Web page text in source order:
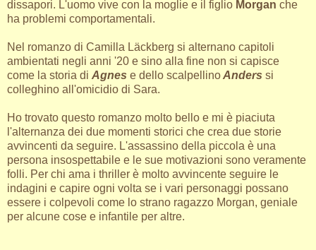
dissapori. L'uomo vive con la moglie e il figlio Morgan che
ha problemi comportamentali.
Nel romanzo di Camilla Läckberg si alternano capitoli
ambientati negli anni '20 e sino alla fine non si capisce
come la storia di Agnes e dello scalpellinoAnders si
colleghino all'omicidio di Sara.
Ho trovato questo romanzo molto bello e mi è piaciuta
l'alternanza dei due momenti storici che crea due storie
avvincenti da seguire. L'assassino della piccola è una
persona insospettabile e le sue motivazioni sono veramente
folli. Per chi ama i thriller è molto avvincente seguire le
indagini e capire ogni volta se i vari personaggi possano
essere i colpevoli come lo strano ragazzo Morgan, geniale
per alcune cose e infantile per altre.